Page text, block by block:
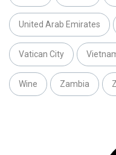
United Arab Emirates
Vatican City
Wine Zambia